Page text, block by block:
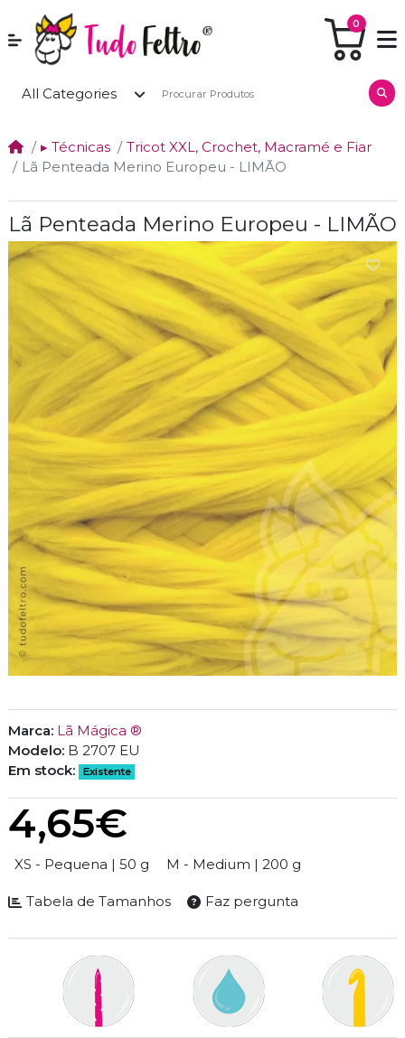
0
All Categories
▸ Técnicas
Tricot XXL, Crochet, Macramé e Fiar
Lã Penteada Merino Europeu - LIMÃO
Lã Penteada Merino Europeu - LIMÃO
Marca: Lã Mágica ®
Modelo: B 2707 EU
Em stock:
Existente
4,65€
Size
XS - Pequena | 50 g M - Medium | 200 g
Tabela de Tamanhos Faz pergunta